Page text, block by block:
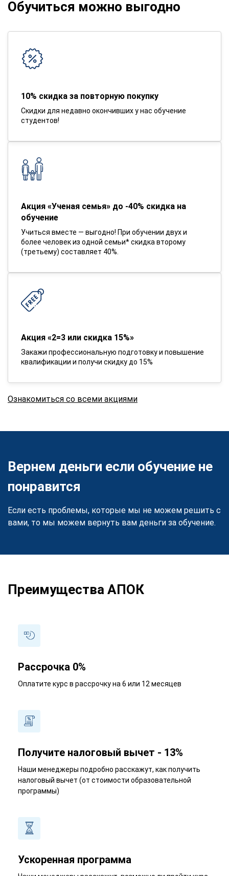
Обучиться можно выгодно
10% скидка за повторную покупку
Скидки для недавно окончивших у нас обучение
студентов!
Акция «Ученая семья» до -40% скидка на
обучение
Учиться вместе — выгодно! При обучении двух и
более человек из одной семьи* скидка второму
(третьему) составляет 40%.
Акция «2=3 или скидка 15%»
Закажи профессиональную подготовку и повышение
квалификации и получи скидку до 15%
Ознакомиться со всеми акциями
Вернем деньги если обучение не
понравится
Если есть проблемы, которые мы не можем решить с
вами, то мы можем вернуть вам деньги за обучение.
Преимущества АПОК
Рассрочка 0%
Оплатите курс в рассрочку на 6 или 12 месяцев
Получите налоговый вычет - 13%
Наши менеджеры подробно расскажут, как получить
налоговый вычет (от стоимости образовательной
программы)
Ускоренная программа